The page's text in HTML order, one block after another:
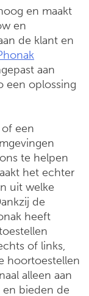
en maakt
en
de klant en
aan
een oplossing
een
te helpen
het echter
uit welke
de
heeft
of links,
hoortoestellen
alleen aan
en bieden de